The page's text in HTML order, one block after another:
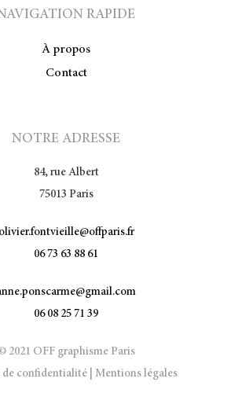
RAPIDE
À propos
Contact
NOTRE ADRESSE
84, rue Albert
75013 Paris
olivier.fontvieille@offparis.fr
06 73 63 88 61
06 08 25 71 39
2021 OFF graphisme Paris
confidentialité| Mentions légales